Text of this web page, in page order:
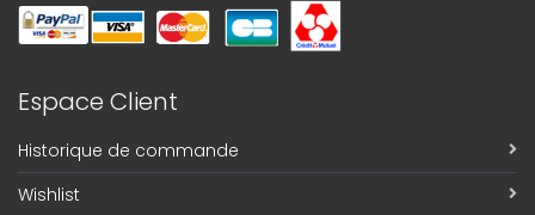
Espace Client
Historique de commande
Wishlist